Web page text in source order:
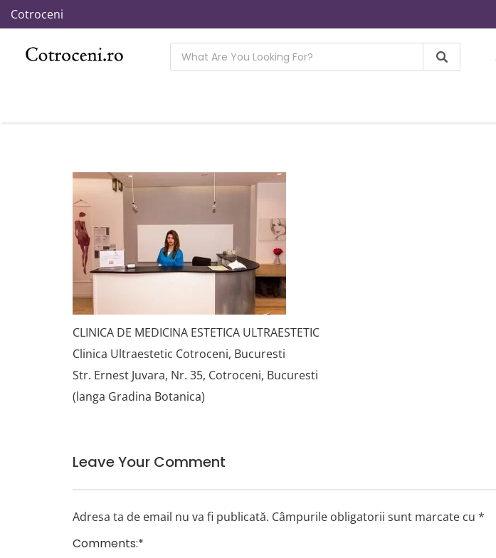
Cotroceni
CLINICA DE MEDICINA ESTETICA ULTRAESTETIC
Clinica Ultraestetic Cotroceni, Bucuresti
Str. Ernest Juvara, Nr. 35, Cotroceni, Bucuresti
(langa Gradina Botanica)
Leave Your Comment
Adresa ta de email nu va fi publicată. Câmpurile obligatorii sunt marcate cu *
Comments:*